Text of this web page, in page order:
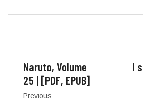
Naruto, Volume
25 | [PDF, EPUB]
Previous
I